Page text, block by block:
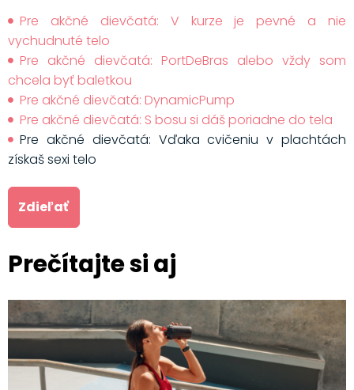
Pre akčné dievčatá: V kurze je pevné a nie
vychudnuté telo
Pre akčné dievčatá: PortDeBras alebo vždy som
chcela byť baletkou
Pre akčné dievčatá: DynamicPump
Pre akčné dievčatá: S bosu si dáš poriadne do tela
Pre akčné dievčatá: Vďaka cvičeniu v plachtách
získaš sexi telo
Zdieľať
Prečítajte si aj